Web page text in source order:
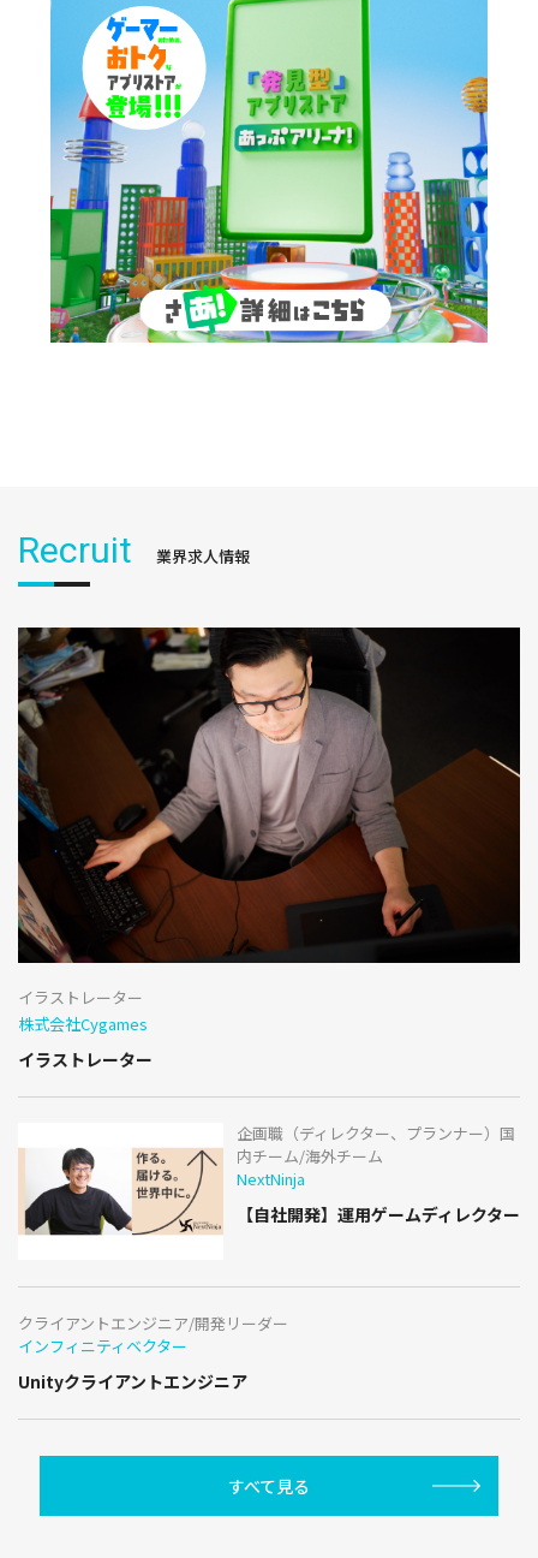
Recruit 業界求人情報
イラストレーター
株式会社Cygames
イラストレーター
企画職（ディレクター、プランナー）国
内チーム/海外チーム
NextNinja
【自社開発】運用ゲームディレクター
クライアントエンジニア/開発リーダー
インフィニティベクター
Unityクライアントエンジニア
すべて見る